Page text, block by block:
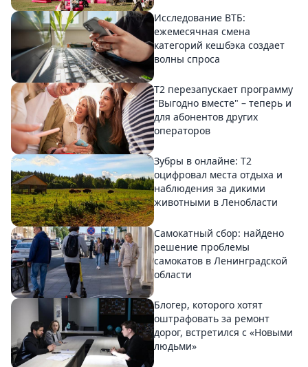
Исследование ВТБ:
ежемесячная смена
категорий кешбэка создает
волны спроса
Т2 перезапускает программу
"Выгодно вместе" – теперь и
для абонентов других
операторов
Зубры в онлайне: Т2
оцифровал места отдыха и
наблюдения за дикими
животными в Ленобласти
Самокатный сбор: найдено
решение проблемы
самокатов в Ленинградской
области
Блогер, которого хотят
оштрафовать за ремонт
дорог, встретился с «Новыми
людьми»